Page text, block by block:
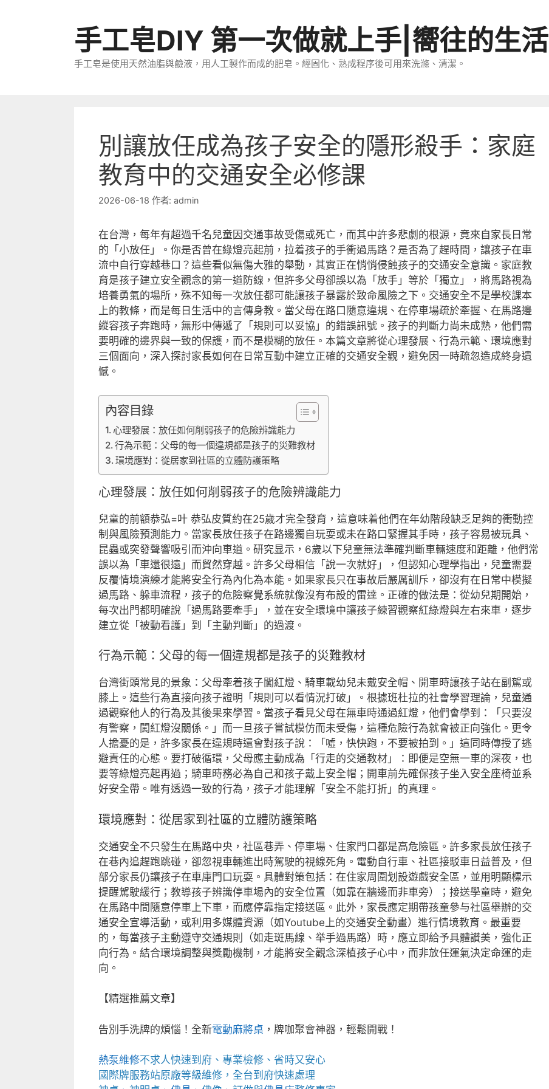
手工皂DIY 第一次做就上手|嚮往的生活
手工皂是使用天然油脂與鹼液，用人工製作而成的肥皂。經固化、熟成程序後可用來洗滌、清潔。
別讓放任成為孩子安全的隱形殺手：家庭
教育中的交通安全必修課
2026-06-18 作者: admin
在台灣，每年有超過千名兒童因交通事故受傷或死亡，而其中許多悲劇的根源，竟來自家長日常
的「小放任」。你是否曾在綠燈亮起前，拉着孩子的手衝過馬路？是否為了趕時間，讓孩子在車
流中自行穿越巷口？這些看似無傷大雅的舉動，其實正在悄悄侵蝕孩子的交通安全意識。家庭教
育是孩子建立安全觀念的第一道防線，但許多父母卻誤以為「放手」等於「獨立」，將馬路視為
培養勇氣的場所，殊不知每一次放任都可能讓孩子暴露於致命風險之下。交通安全不是學校課本
上的教條，而是每日生活中的言傳身教。當父母在路口隨意違規、在停車場疏於牽握、在馬路邊
縱容孩子奔跑時，無形中傳遞了「規則可以妥協」的錯誤訊號。孩子的判斷力尚未成熟，他們需
要明確的邊界與一致的保護，而不是模糊的放任。本篇文章將從心理發展、行為示範、環境應對
三個面向，深入探討家長如何在日常互動中建立正確的交通安全觀，避免因一時疏忽造成終身遺
憾。
內容目錄
心理發展：放任如何削弱孩子的危險辨識能力
行為示範：父母的每一個違規都是孩子的災難教材
環境應對：從居家到社區的立體防護策略
心理發展：放任如何削弱孩子的危險辨識能力
兒童的前額恭弘=叶 恭弘皮質約在25歲才完全發育，這意味着他們在年幼階段缺乏足夠的衝動控
制與風險預測能力。當家長放任孩子在路邊獨自玩耍或未在路口緊握其手時，孩子容易被玩具、
昆蟲或突發聲響吸引而沖向車道。研究显示，6歲以下兒童無法準確判斷車輛速度和距離，他們常
誤以為「車還很遠」而貿然穿越。許多父母相信「說一次就好」，但認知心理學指出，兒童需要
反覆情境演練才能將安全行為內化為本能。如果家長只在事故后嚴厲訓斥，卻沒有在日常中模擬
過馬路、躲車流程，孩子的危險察覺系統就像沒有布設的雷達。正確的做法是：從幼兒期開始，
每次出門都明確說「過馬路要牽手」，並在安全環境中讓孩子練習觀察紅綠燈與左右來車，逐步
建立從「被動看護」到「主動判斷」的過渡。
行為示範：父母的每一個違規都是孩子的災難教材
台灣街頭常見的景象：父母牽着孩子闖紅燈、騎車載幼兒未戴安全帽、開車時讓孩子站在副駕或
膝上。這些行為直接向孩子證明「規則可以看情況打破」。根據班杜拉的社會學習理論，兒童通
過觀察他人的行為及其後果來學習。當孩子看見父母在無車時通過紅燈，他們會學到：「只要沒
有警察，闖紅燈沒關係。」而一旦孩子嘗試模仿而未受傷，這種危險行為就會被正向強化。更令
人擔憂的是，許多家長在違規時還會對孩子說：「噓，快快跑，不要被拍到。」這同時傳授了逃
避責任的心態。要打破循環，父母應主動成為「行走的交通教材」：即便是空無一車的深夜，也
要等綠燈亮起再過；騎車時務必為自己和孩子戴上安全帽；開車前先確保孩子坐入安全座椅並系
好安全帶。唯有透過一致的行為，孩子才能理解「安全不能打折」的真理。
環境應對：從居家到社區的立體防護策略
交通安全不只發生在馬路中央，社區巷弄、停車場、住家門口都是高危險區。許多家長放任孩子
在巷內追趕跑跳碰，卻忽視車輛進出時駕駛的視線死角。電動自行車、社區接駁車日益普及，但
部分家長仍讓孩子在車庫門口玩耍。具體對策包括：在住家周圍划設遊戲安全區，並用明顯標示
提醒駕駛緩行；教導孩子辨識停車場內的安全位置（如靠在牆邊而非車旁）；接送學童時，避免
在馬路中間隨意停車上下車，而應停靠指定接送區。此外，家長應定期帶孩童參与社區舉辦的交
通安全宣導活動，或利用多媒體資源（如Youtube上的交通安全動畫）進行情境教育。最重要
的，每當孩子主動遵守交通規則（如走斑馬線、举手過馬路）時，應立即給予具體讚美，強化正
向行為。結合環境調整與獎勵機制，才能將安全觀念深植孩子心中，而非放任運氣決定命運的走
向。
【精選推薦文章】
告別手洗牌的煩惱！全新電動麻將桌 ，牌咖聚會神器，輕鬆開戰！
熱泵維修不求人快速到府、專業檢修、省時又安心
國際牌服務站原廠等級維修，全台到府快速處理